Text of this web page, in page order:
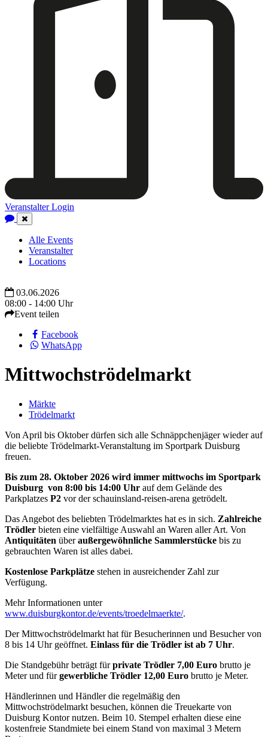
Veranstalter Login
Close
Navigation
Alle Events
Veranstalter
Locations
03.06.2026
08:00 - 14:00 Uhr
Event teilen
Facebook
WhatsApp
Mittwochströdelmarkt
Märkte
Trödelmarkt
Von April bis Oktober dürfen sich alle Schnäppchenjäger wieder auf
die beliebte Trödelmarkt-Veranstaltung im Sportpark Duisburg
freuen.
Bis zum 28. Oktober 2026 wird immer mittwochs im Sportpark
Duisburg von 8:00 bis 14:00 Uhr auf dem Gelände des
Parkplatzes P2 vor der schauinsland-reisen-arena getrödelt.
Das Angebot des beliebten Trödelmarktes hat es in sich. Zahlreiche
Trödler bieten eine vielfältige Auswahl an Waren aller Art. Von
Antiquitäten überaußergewöhnliche Sammlerstücke bis zu
gebrauchten Waren ist alles dabei.
Kostenlose Parkplätze stehen in ausreichender Zahl zur
Verfügung.
Mehr Informationen unter
www.duisburgkontor.de/events/troedelmaerkte/.
Der Mittwochströdelmarkt hat für Besucherinnen und Besucher von
8 bis 14 Uhr geöffnet. Einlass für die Trödler ist ab 7 Uhr.
Die Standgebühr beträgt fürprivate Trödler 7,00 Euro brutto je
Meter und fürgewerbliche Trödler 12,00 Euro brutto je Meter.
Händlerinnen und Händler die regelmäßig den
Mittwochströdelmarkt besuchen, können die Treuekarte von
Duisburg Kontor nutzen. Beim 10. Stempel erhalten diese eine
kostenfreie Standmiete bei einem Stand von maximal 3 Metern